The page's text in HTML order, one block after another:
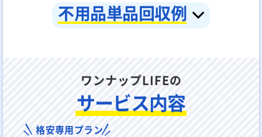
不用品単品回収例
ワンナップLIFEの
サービス内容
格安専用プラン